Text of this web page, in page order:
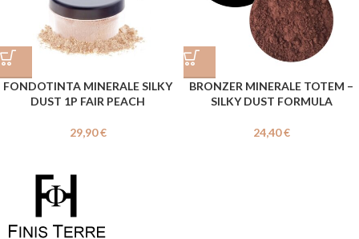
FONDOTINTA MINERALE SILKY
DUST 1P FAIR PEACH
29,90€
BRONZER MINERALE TOTEM –
SILKY DUST FORMULA
24,40€